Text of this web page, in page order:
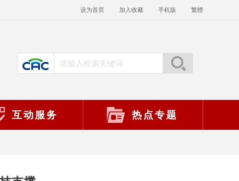
设为首页 加入收藏 手机版 繁體
互动服务 热点专题